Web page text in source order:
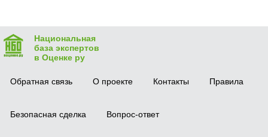
Национальная
база экспертов
в Оценке ру
Обратная связь О проекте Контакты Правила
Безопасная сделка Вопрос-ответ